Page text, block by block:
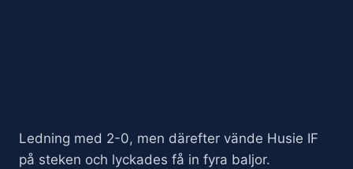
Ledning med 2-0, men därefter vände Husie IF
på steken och lyckades få in fyra baljor.